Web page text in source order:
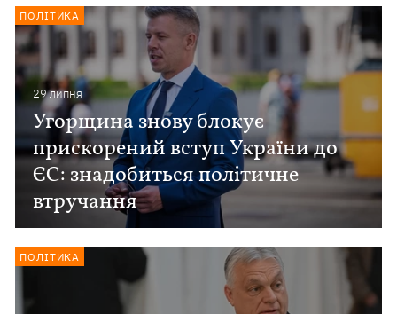
29 липня
Угорщина знову блокує
прискорений вступ України до
ЄС: знадобиться політичне
втручання
ПОЛІТИКА
ПОЛІТИКА